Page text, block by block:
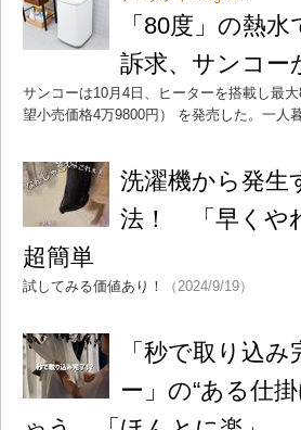
「80度」の熱
訴求、サンコー
サンコーは10月4日、ヒーターを搭載し最
望小売価格4万9800円） を発売した。一人
洗濯機から発生
法！ 「早くや
超簡単
試してみる価値あり！ （2024/9/19）
「秒で取り込
ー」の“ある仕